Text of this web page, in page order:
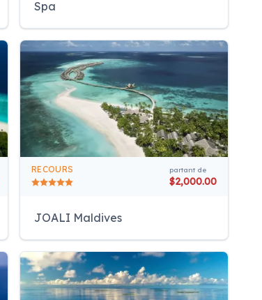
Spa
RECOURS partant de
$2,000.00
JOALI Maldives